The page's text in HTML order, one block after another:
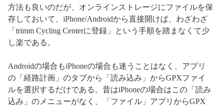
方法も良いのだが、オンラインストレージにファイルを保
存しておいて、iPhone/Androidから直接開けば、わざわざ
「trimm Cycling Centerに登録」という手順を踏まなくて少
し楽である。
Androidの場合もiPhoneの場合も迷うことはなく、アプリ
の「経路計画」のタブから「読み込み」からGPXファイ
ルを選択するだけである。昔はiPhoneの場合はこの「読み
込み」のメニューがなく、「ファイル」アプリからGPX